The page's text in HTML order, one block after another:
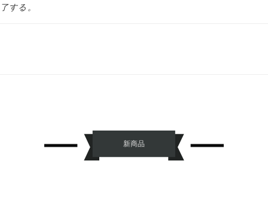
了する。
新商品